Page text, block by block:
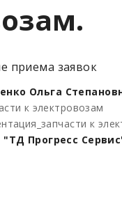
приема заявок
Ольга
к электровозам
к
Прогресс